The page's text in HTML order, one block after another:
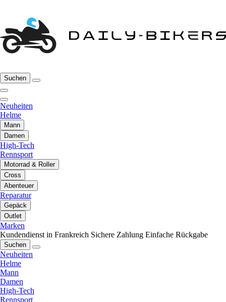
Suchen
Neuheiten
Helme
Mann
Damen
High-Tech
Rennsport
Motorrad & Roller
Cross
Abenteuer
Reparatur
Gepäck
Outlet
Marken
Kundendienst in Frankreich Sichere Zahlung Einfache Rückgabe
Suchen
Neuheiten
Helme
Mann
Damen
High-Tech
Rennsport